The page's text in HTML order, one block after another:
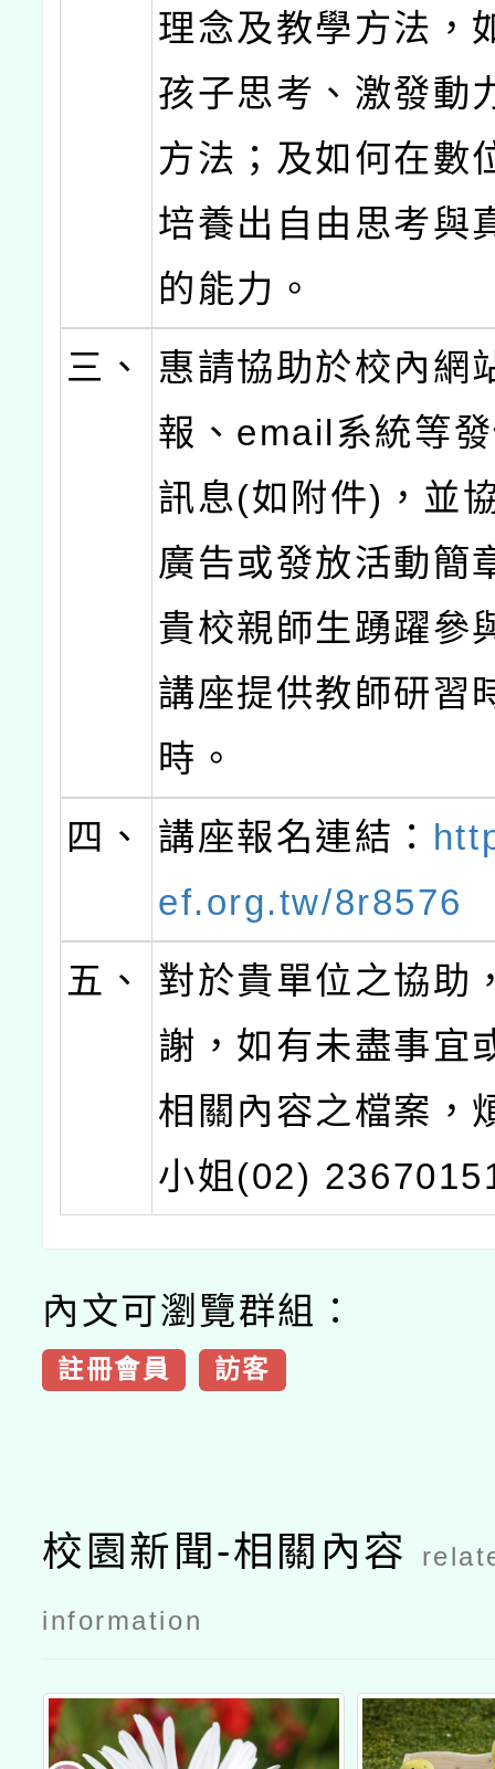
理念及教學方法，
孩子思考、激發動
方法；及如何在數
培養出自由思考與
的能力。
三、
惠請協助於校內網
報、email系統等
訊息(如附件)，並
廣告或發放活動簡
貴校親師生踴躍參
講座提供教師研習
時。
四、
講座報名連結：
ef.org.tw/8r8576
五、
對於貴單位之協助
謝，如有未盡事宜
相關內容之檔案，
小姐(02)
內文可瀏覽群組：
註冊會員 訪客
校園新聞-相關內容
information